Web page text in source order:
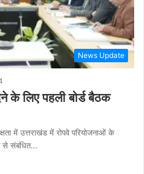
News Update
के लिए पहली बोर्ड बैठक
में उत्तराखंड में रोपवे परियोजनाओं के
से संबंधित…